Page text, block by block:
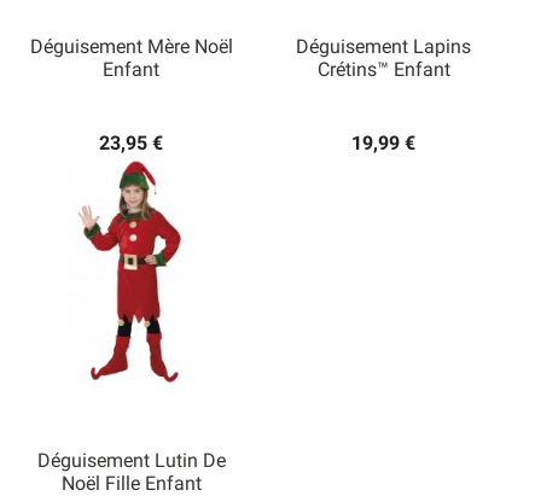
Déguisement Mère Noël
Enfant
23,95 €
Déguisement Lapins
Crétins™ Enfant
19,99 €
Déguisement Lutin De
Noël Fille Enfant